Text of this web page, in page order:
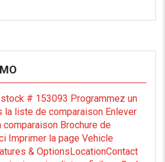
# 153093 Programmez un
la liste de comparaison Enlever
Brochure de
Imprimer la page Vehicle
& OptionsLocationContact